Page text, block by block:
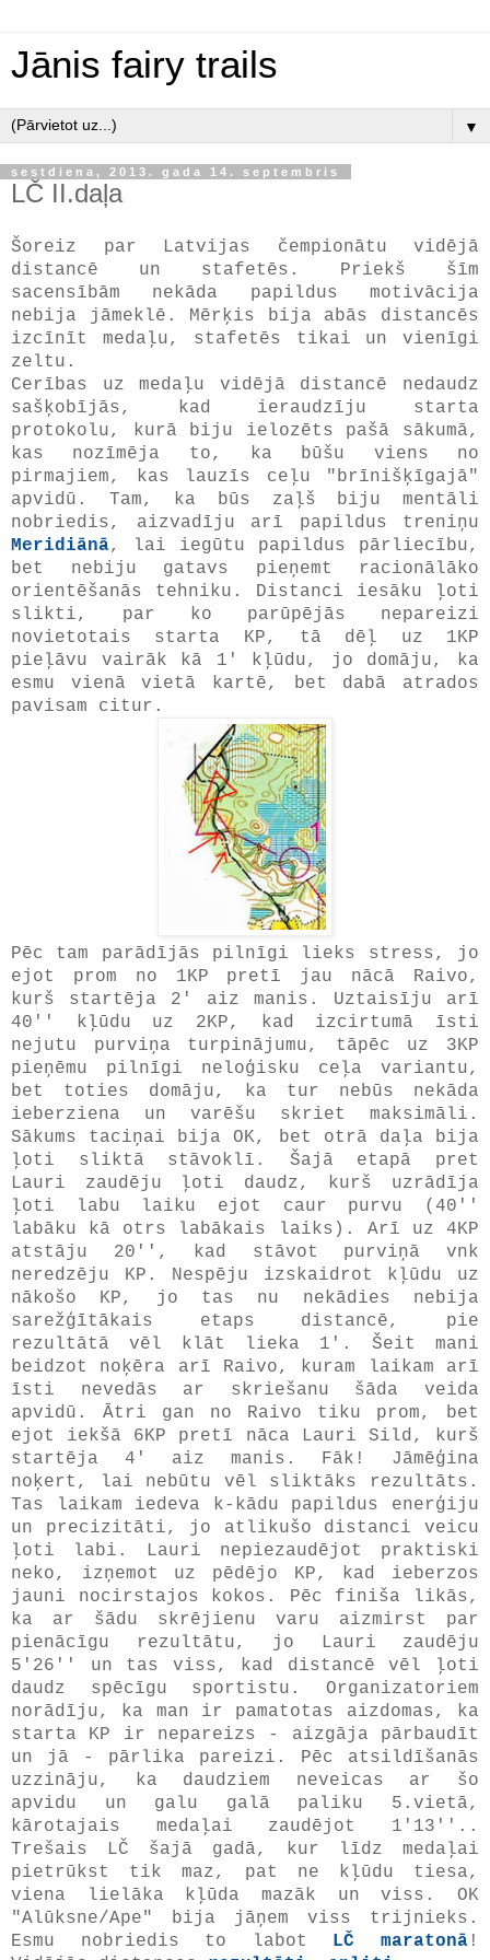
Jānis fairy trails
▼
sestdiena, 2013. gada 14. septembris
LČ II.daļa
Šoreiz par Latvijas čempionātu vidējā
distancē un stafetēs. Priekš šīm
sacensībām nekāda papildus motivācija
nebija jāmeklē. Mērķis bija abās distancēs
izcīnīt medaļu, stafetēs tikai un vienīgi
zeltu.
Cerības uz medaļu vidējā distancē nedaudz
sašķobījās, kad ieraudzīju starta
protokolu, kurā biju ielozēts pašā sākumā,
kas nozīmēja to, ka būšu viens no
pirmajiem, kas lauzīs ceļu "brīnišķīgajā"
apvidū. Tam, ka būs zaļš biju mentāli
nobriedis, aizvadīju arī papildus treniņu
Meridiānā, lai iegūtu papildus pārliecību,
bet nebiju gatavs pieņemt racionālāko
orientēšanās tehniku. Distanci iesāku ļoti
slikti, par ko parūpējās nepareizi
novietotais starta KP, tā dēļ uz 1KP
pieļāvu vairāk kā 1' kļūdu, jo domāju, ka
esmu vienā vietā kartē, bet dabā atrados
pavisam citur.
Pēc tam parādījās pilnīgi lieks stress, jo
ejot prom no 1KP pretī jau nācā Raivo,
kurš startēja 2' aiz manis. Uztaisīju arī
40'' kļūdu uz 2KP, kad izcirtumā īsti
nejutu purviņa turpinājumu, tāpēc uz 3KP
pieņēmu pilnīgi neloģisku ceļa variantu,
bet toties domāju, ka tur nebūs nekāda
ieberziena un varēšu skriet maksimāli.
Sākums taciņai bija OK, bet otrā daļa bija
ļoti sliktā stāvoklī. Šajā etapā pret
Lauri zaudēju ļoti daudz, kurš uzrādīja
ļoti labu laiku ejot caur purvu (40''
labāku kā otrs labākais laiks). Arī uz 4KP
atstāju 20'', kad stāvot purviņā vnk
neredzēju KP. Nespēju izskaidrot kļūdu uz
nākošo KP, jo tas nu nekādies nebija
sarežģītākais etaps distancē, pie
rezultātā vēl klāt lieka 1'. Šeit mani
beidzot noķēra arī Raivo, kuram laikam arī
īsti nevedās ar skriešanu šāda veida
apvidū. Ātri gan no Raivo tiku prom, bet
ejot iekšā 6KP pretī nāca Lauri Sild, kurš
startēja 4' aiz manis. Fāk! Jāmēģina
noķert, lai nebūtu vēl sliktāks rezultāts.
Tas laikam iedeva k-kādu papildus enerģiju
un precizitāti, jo atlikušo distanci veicu
ļoti labi. Lauri nepiezaudējot praktiski
neko, izņemot uz pēdējo KP, kad ieberzos
jauni nocirstajos kokos. Pēc finiša likās,
ka ar šādu skrējienu varu aizmirst par
pienācīgu rezultātu, jo Lauri zaudēju
5'26'' un tas viss, kad distancē vēl ļoti
daudz spēcīgu sportistu. Organizatoriem
norādīju, ka man ir pamatotas aizdomas, ka
starta KP ir nepareizs - aizgāja pārbaudīt
un jā - pārlika pareizi. Pēc atsildīšanās
uzzināju, ka daudziem neveicas ar šo
apvidu un galu galā paliku 5.vietā,
kārotajais medaļai zaudējot 1'13''..
Trešais LČ šajā gadā, kur līdz medaļai
pietrūkst tik maz, pat ne kļūdu tiesa,
viena lielāka kļūda mazāk un viss. OK
"Alūksne/Ape" bija jāņem viss trijnieks.
Esmu nobriedis to labot LČ maratonā !